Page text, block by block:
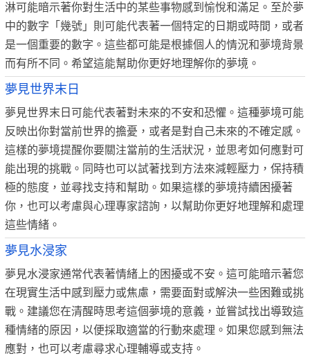
淋可能暗示著你對生活中的某些事物感到愉悅和滿足。至於夢
中的數字「幾號」則可能代表著一個特定的日期或時間，或者
是一個重要的數字。這些都可能是根據個人的情況和夢境背景
而有所不同。希望這能幫助你更好地理解你的夢境。
夢見世界末日
夢見世界末日可能代表著對未來的不安和恐懼。這種夢境可能
反映出你對當前世界的擔憂，或者是對自己未來的不確定感。
這樣的夢境提醒你要關注當前的生活狀況，並思考如何應對可
能出現的挑戰。同時也可以試著找到方法來減輕壓力，保持積
極的態度，並尋找支持和幫助。如果這樣的夢境持續困擾著
你，也可以考慮與心理專家諮詢，以幫助你更好地理解和處理
這些情緒。
夢見水浸家
夢見水浸家通常代表著情緒上的困擾或不安。這可能暗示著您
在現實生活中感到壓力或焦慮，需要面對或解決一些困難或挑
戰。建議您在清醒時思考這個夢境的意義，並嘗試找出導致這
種情緒的原因，以便採取適當的行動來處理。如果您感到無法
應對，也可以考慮尋求心理輔導或支持。